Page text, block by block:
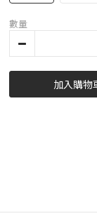
數量
加入購物